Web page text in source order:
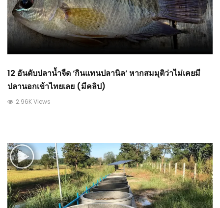
12 อันดับปลาน้ำจืด ‘กินแทนปลานิล’ หากสมมุติว่าไม่เคยมี
ปลานอกเข้าไทยเลย (มีคลิป)
2.96K Views